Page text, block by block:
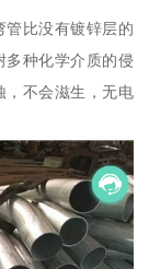
管比没有镀锌层的
多种化学介质的侵
，不会滋生，无电